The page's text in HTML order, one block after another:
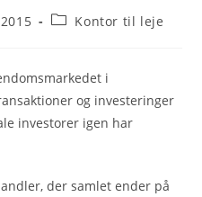
PostKontor til leje
i
og investeringer
investorer igen har
der samlet ender på